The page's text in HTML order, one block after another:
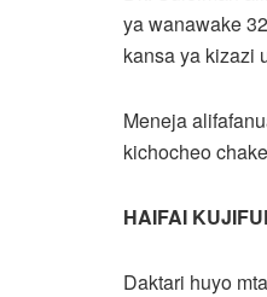
ya wanawake
kansa ya kizazi
Meneja
kichocheo
HAIFAI
Daktari huyo